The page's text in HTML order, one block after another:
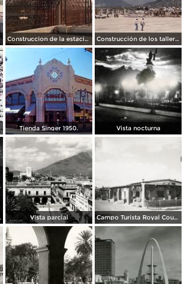
Construccion de la estacion cuauhtemoc Construcción de los talleres del metro
1912 ). Tienda Singer 1950. Vista nocturna
Vista parcial Campo Turista Royal Courts